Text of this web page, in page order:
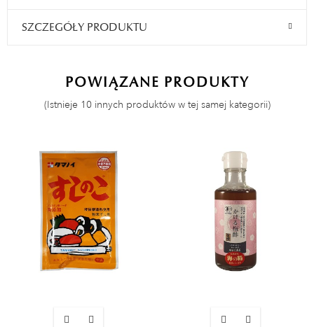
SZCZEGÓŁY PRODUKTU
POWIĄZANE PRODUKTY
(Istnieje 10 innych produktów w tej samej kategorii)